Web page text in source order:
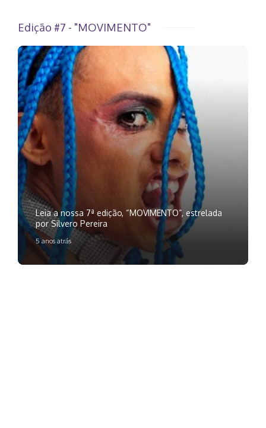
Edição #7 - "MOVIMENTO"
Leia a nossa 7ª edição, “MOVIMENTO”, estrelada
por Silvero Pereira
5 anos atrás